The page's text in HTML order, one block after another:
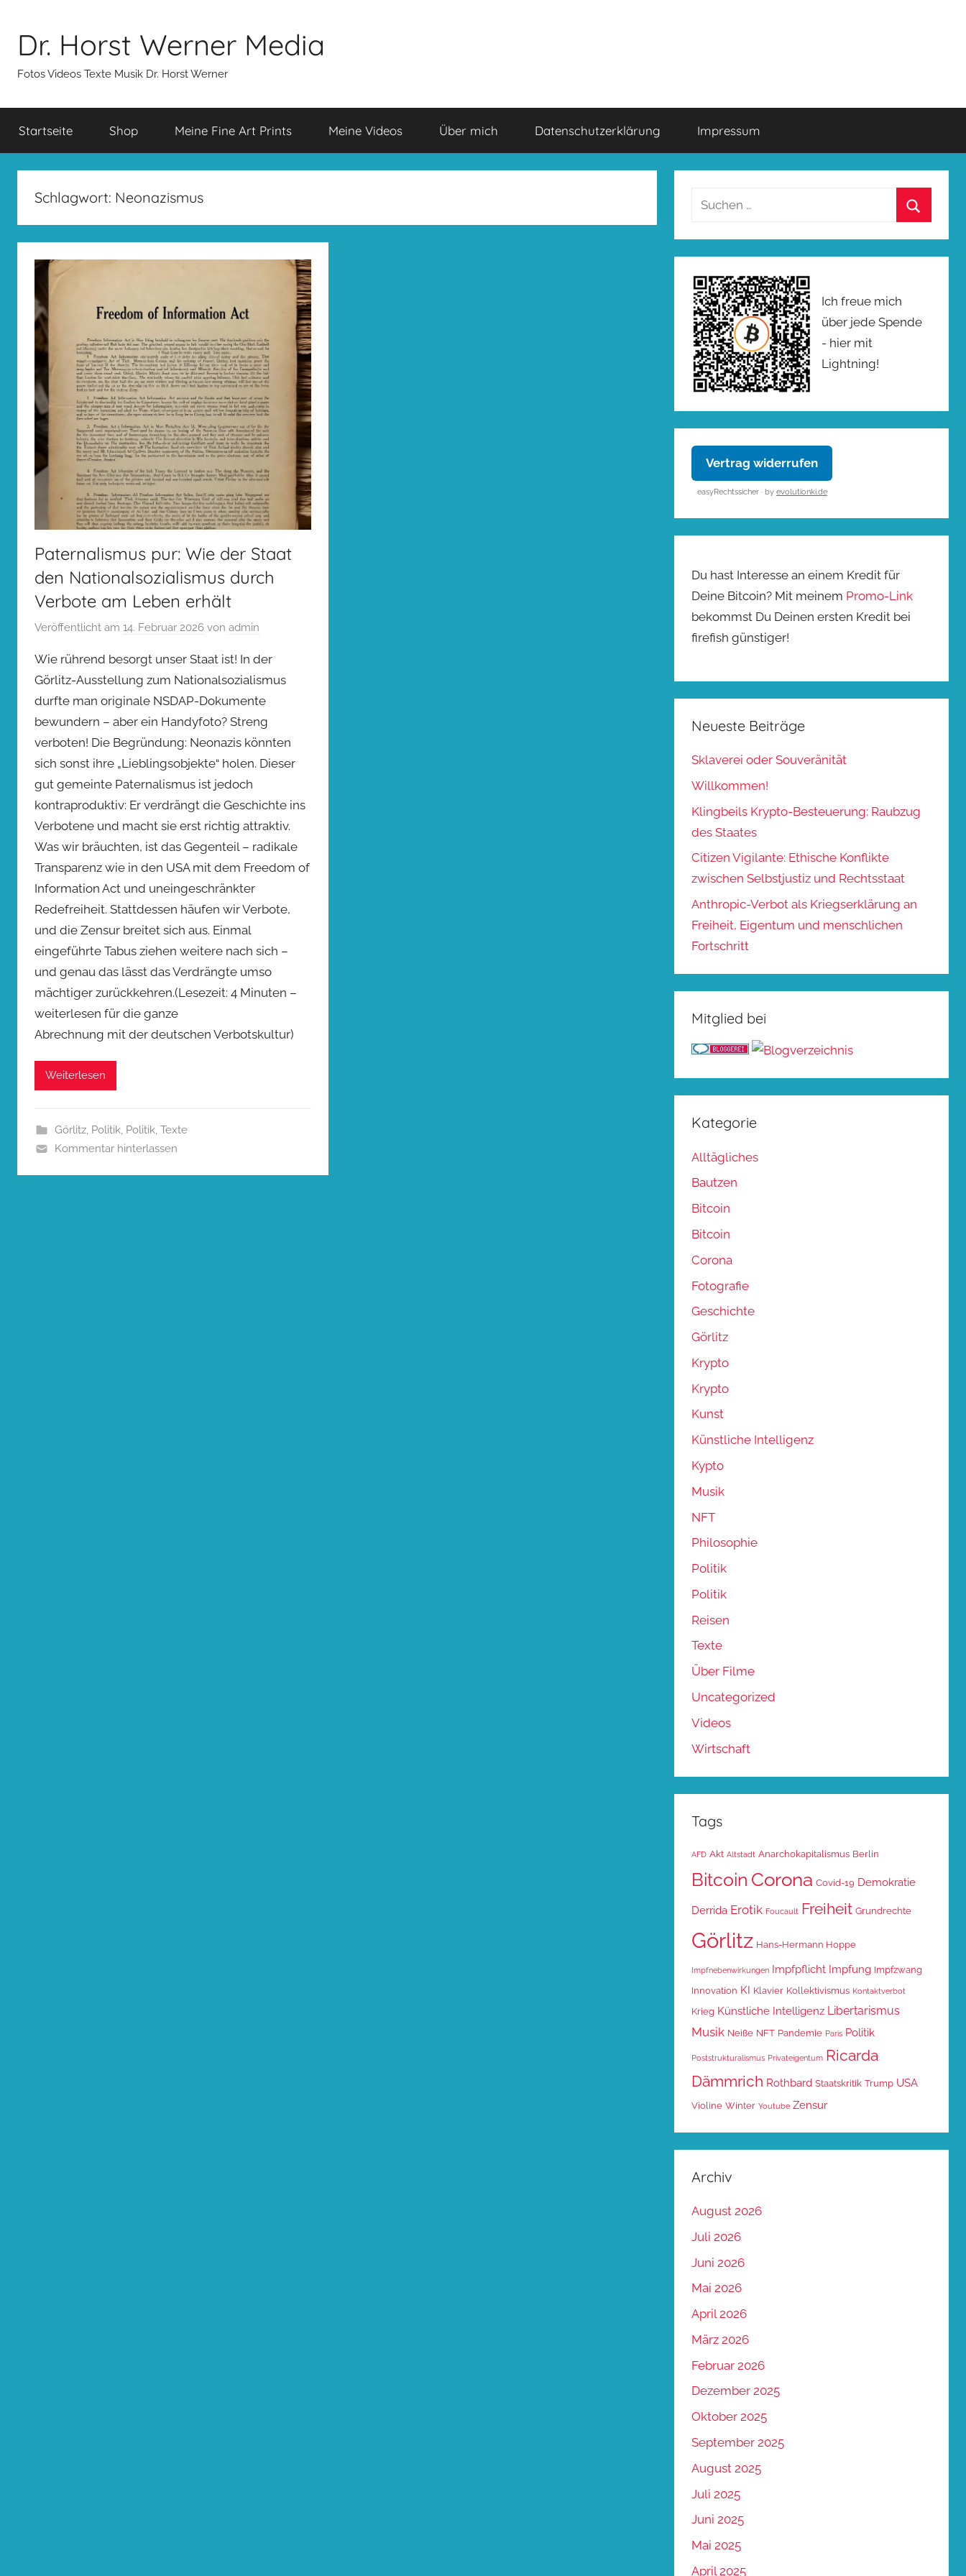
springen
Dr. Horst Werner Media
Fotos Videos Texte Musik Dr. Horst Werner
Startseite Shop Meine Fine Art Prints Meine Videos Über mich Datenschutzerklärung Impressum
Schlagwort: Neonazismus
Paternalismus pur: Wie der Staat
den Nationalsozialismus durch
Verbote am Leben erhält
Veröffentlicht am 14. Februar 2026 von admin
Wie rührend besorgt unser Staat ist! In der
Görlitz-Ausstellung zum Nationalsozialismus
durfte man originale NSDAP-Dokumente
bewundern – aber ein Handyfoto? Streng
verboten! Die Begründung: Neonazis könnten
sich sonst ihre „Lieblingsobjekte“ holen. Dieser
gut gemeinte Paternalismus ist jedoch
kontraproduktiv: Er verdrängt die Geschichte ins
Verbotene und macht sie erst richtig attraktiv.
Was wir bräuchten, ist das Gegenteil – radikale
Transparenz wie in den USA mit dem Freedom of
Information Act und uneingeschränkter
Redefreiheit. Stattdessen häufen wir Verbote,
und die Zensur breitet sich aus. Einmal
eingeführte Tabus ziehen weitere nach sich –
und genau das lässt das Verdrängte umso
mächtiger zurückkehren.(Lesezeit: 4 Minuten –
weiterlesen für die ganze
Abrechnung mit der deutschen Verbotskultur)
Weiterlesen
Görlitz, Politik, Politik, Texte
Kommentar hinterlassen
Suchen
Ich freue mich
über jede Spende
- hier mit
Lightning!
Vertrag widerrufen
easyRechtssicher · by evolutionki.de
Du hast Interesse an einem Kredit für
Deine Bitcoin? Mit meinem Promo-Link
bekommst Du Deinen ersten Kredit bei
firefish günstiger!
Neueste Beiträge
Sklaverei oder Souveränität
Willkommen!
Klingbeils Krypto-Besteuerung: Raubzug
des Staates
Citizen Vigilante: Ethische Konflikte
zwischen Selbstjustiz und Rechtsstaat
Anthropic-Verbot als Kriegserklärung an
Freiheit, Eigentum und menschlichen
Fortschritt
Mitglied bei
Kategorie
Alltägliches
Bautzen
Bitcoin
Bitcoin
Corona
Fotografie
Geschichte
Görlitz
Krypto
Krypto
Kunst
Künstliche Intelligenz
Kypto
Musik
NFT
Philosophie
Politik
Politik
Reisen
Texte
Über Filme
Uncategorized
Videos
Wirtschaft
Tags
AFD Akt Altstadt Anarchokapitalismus Berlin
Bitcoin Corona Covid-19 Demokratie
Derrida Erotik Foucault Freiheit Grundrechte
Görlitz Hans-Hermann Hoppe
Impfnebenwirkungen Impfpflicht Impfung Impfzwang
Innovation KI Klavier Kollektivismus Kontaktverbot
Krieg Künstliche Intelligenz Libertarismus
Musik Neiße NFT Pandemie Paris Politik
Poststrukturalismus Privateigentum Ricarda
Dämmrich Rothbard Staatskritik Trump USA
Violine Winter Youtube Zensur
Archiv
August 2026
Juli 2026
Juni 2026
Mai 2026
April 2026
März 2026
Februar 2026
Dezember 2025
Oktober 2025
September 2025
August 2025
Juli 2025
Juni 2025
Mai 2025
April 2025